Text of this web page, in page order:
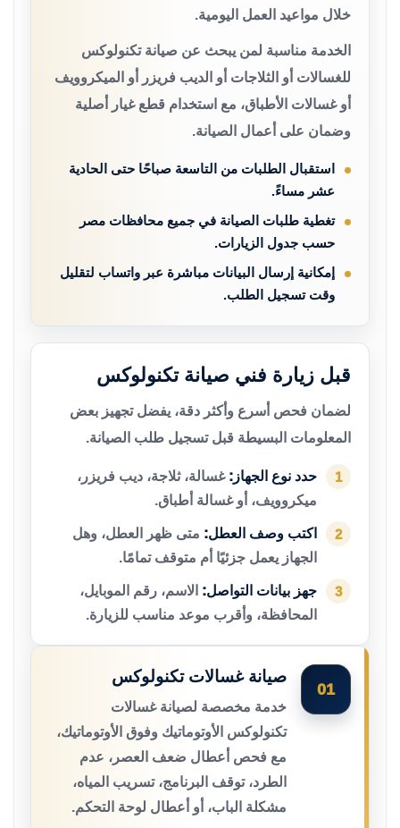
خلال مواعيد العمل اليومية.
الخدمة مناسبة لمن يبحث عن صيانة تكنولوكس
للغسالات أو الثلاجات أو الديب فريزر أو الميكروويف
أو غسالات الأطباق، مع استخدام قطع غيار أصلية
وضمان على أعمال الصيانة.
استقبال الطلبات من التاسعة صباحًا حتى الحادية
عشر مساءً.
تغطية طلبات الصيانة في جميع محافظات مصر
حسب جدول الزيارات.
إمكانية إرسال البيانات مباشرة عبر واتساب لتقليل
وقت تسجيل الطلب.
قبل زيارة فني صيانة تكنولوكس
لضمان فحص أسرع وأكثر دقة، يفضل تجهيز بعض
المعلومات البسيطة قبل تسجيل طلب الصيانة.
1 حدد نوع الجهاز: غسالة، ثلاجة، ديب فريزر،
ميكروويف، أو غسالة أطباق.
2 اكتب وصف العطل: متى ظهر العطل، وهل
الجهاز يعمل جزئيًا أم متوقف تمامًا.
3 جهز بيانات التواصل: الاسم، رقم الموبايل،
المحافظة، وأقرب موعد مناسب للزيارة.
01
صيانة غسالات تكنولوكس
خدمة مخصصة لصيانة غسالات
تكنولوكس الأوتوماتيك وفوق الأوتوماتيك،
مع فحص أعطال ضعف العصر، عدم
الطرد، توقف البرنامج، تسريب المياه،
مشكلة الباب، أو أعطال لوحة التحكم.